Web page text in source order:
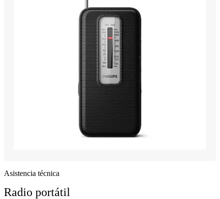
Asistencia técnica
Radio portátil